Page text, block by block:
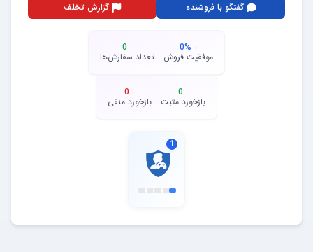
گفتگو با فروشنده گزارش تخلف
0%
موفقیت فروش
0
تعداد سفارش‌ها
0
بازخورد مثبت
0
بازخورد منفی
1